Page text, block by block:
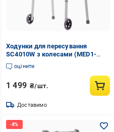
Ходунки для пересування
SC4010W з колесами (MED1-
SC4010W)
оцінити
1 499 ₴/шт.
Доставимо